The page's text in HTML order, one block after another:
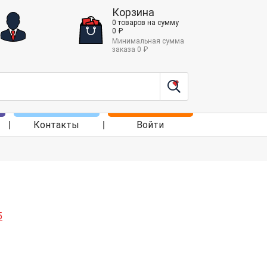
Корзина
0 товаров на сумму
0 ₽
Минимальная сумма
заказа 0 ₽
Контакты Войти